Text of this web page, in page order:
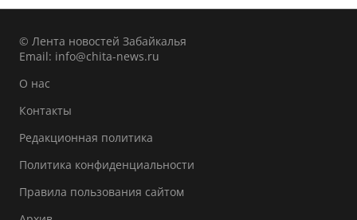
© Лента новостей Забайкалья
Email: info@chita-news.ru
О нас
Контакты
Редакционная политика
Политика конфиденциальности
Правила пользования сайтом